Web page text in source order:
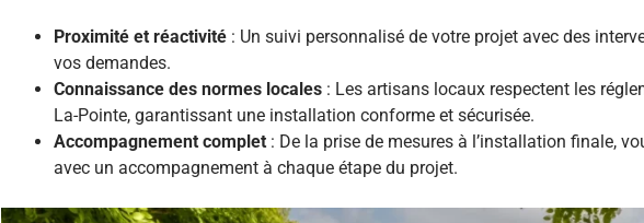
Proximité et réactivité: Un suivi personnalisé de votre projet avec des
vos demandes.
Connaissance des normes locales: Les artisans locaux respectent les
La-Pointe, garantissant une installation conforme et sécurisée.
Accompagnement complet: De la prise de mesures à l’installation finale,
avec un accompagnement à chaque étape du projet.